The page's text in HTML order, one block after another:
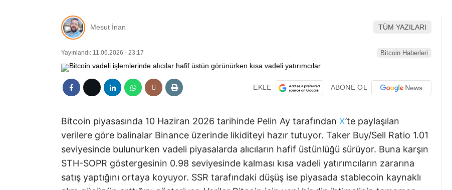
Mesut İnan TÜM YAZILARI
Yayınlandı: 11.06.2026 - 23:17 Bitcoin Haberleri
EKLE ABONE OL
Bitcoin piyasasında 10 Haziran 2026 tarihinde Pelin Ay tarafından X’te paylaşılan
verilere göre balinalar Binance üzerinde likiditeyi hazır tutuyor. Taker Buy/Sell Ratio 1.01
seviyesinde bulunurken vadeli piyasalarda alıcıların hafif üstünlüğü sürüyor. Buna karşın
STH-SOPR göstergesinin 0.98 seviyesinde kalması kısa vadeli yatırımcıların zararına
satış yaptığını ortaya koyuyor. SSR tarafındaki düşüş ise piyasada stablecoin kaynaklı